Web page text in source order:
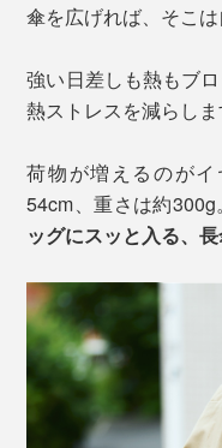
傘を広げれば、そこは
強い日差しも熱もブ
熱ストレスを減らしま
荷物が増えるのが
54cm、重さは約
ッグにスッと入る、